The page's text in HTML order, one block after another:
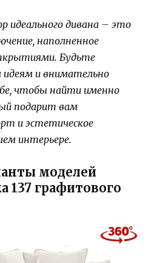
идеального дивана – это
наполненное
Будьте
и внимательно
чтобы найти именно
подарит вам
и эстетическое
интерьере.
моделей
137 графитового